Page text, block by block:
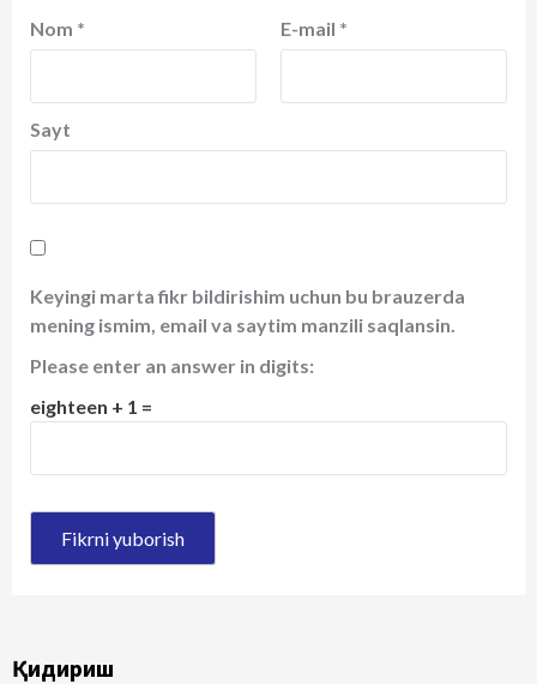
Nom * E-mail *
Sayt
Keyingi marta fikr bildirishim uchun bu brauzerda
mening ismim, email va saytim manzili saqlansin.
Please enter an answer in digits:
eighteen + 1 =
Қидириш